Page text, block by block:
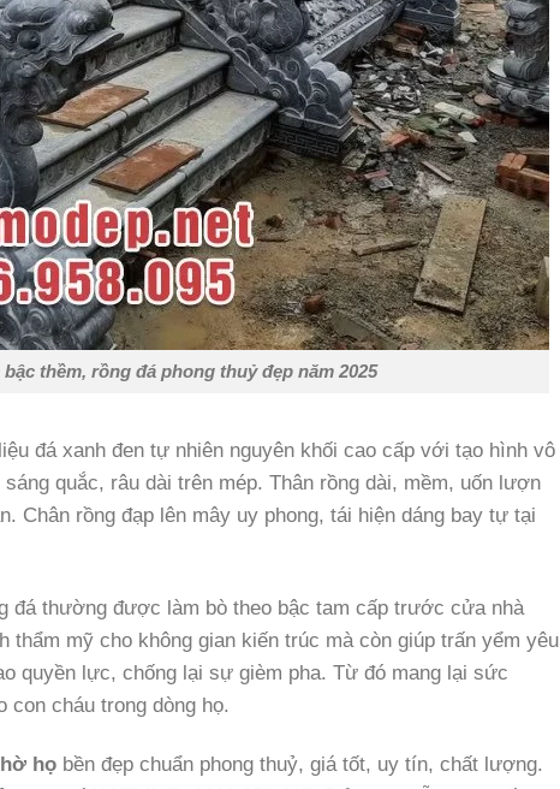
thềm, rồng đá phong thuỷ đẹp năm 2025
đá xanh đen tự nhiên nguyên khối cao cấp với tạo hình vô
quắc, râu dài trên mép. Thân rồng dài, mềm, uốn lượn
Chân rồng đạp lên mây uy phong, tái hiện dáng bay tự tại
đá thường được làm bò theo bậc tam cấp trước cửa nhà
thẩm mỹ cho không gian kiến trúc mà còn giúp trấn yểm yêu
quyền lực, chống lại sự gièm pha. Từ đó mang lại sức
con cháu trong dòng họ.
họ bền đẹp chuẩn phong thuỷ, giá tốt, uy tín, chất lượng.